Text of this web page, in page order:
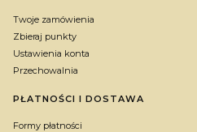
Twoje zamówienia
Zbieraj punkty
Ustawienia konta
Przechowalnia
PŁATNOŚCI I DOSTAWA
Formy płatności